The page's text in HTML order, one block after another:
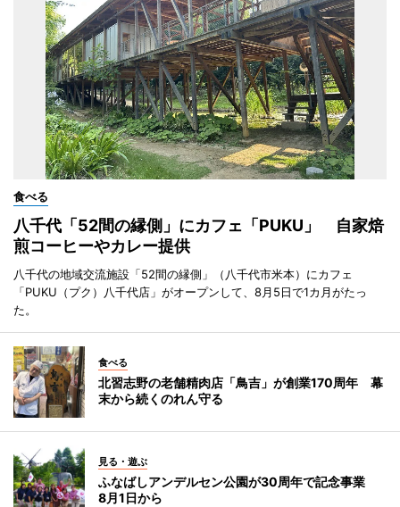
食べる
八千代「52間の縁側」にカフェ「PUKU」 自家焙
煎コーヒーやカレー提供
八千代の地域交流施設「52間の縁側」（八千代市米本）にカフェ
「PUKU（プク）八千代店」がオープンして、8月5日で1カ月がたっ
た。
食べる
北習志野の老舗精肉店「鳥吉」が創業170周年 幕
末から続くのれん守る
見る・遊ぶ
ふなばしアンデルセン公園が30周年で記念事業
8月1日から